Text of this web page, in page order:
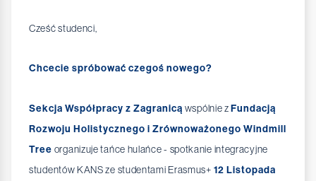
Cześć studenci,
Chcecie spróbować czegoś nowego?
Sekcja Współpracy z Zagranicą wspólnie zFundacją
Rozwoju Holistycznego i Zrównoważonego Windmill
Tree organizuje tańce hulańce - spotkanie integracyjne
studentów KANS ze studentami Erasmus+ 12 Listopada